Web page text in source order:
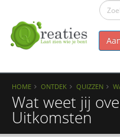
HOME ONTDEK QUIZZEN
Wat weet jij
Uitkomsten